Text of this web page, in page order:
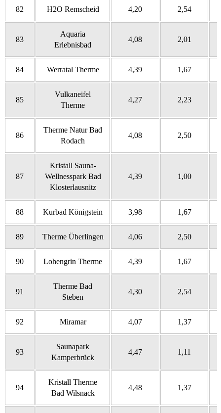
82 H2O Remscheid 4,20 2,54
83
Aquaria
Erlebnisbad
4,08 2,01
84 Werratal Therme 4,39 1,67
85
Vulkaneifel
Therme
4,27 2,23
86
Therme Natur Bad
Rodach
4,08 2,50
87
Kristall Sauna-
Wellnesspark Bad
Klosterlausnitz
4,39 1,00
88 Kurbad Königstein 3,98 1,67
89 Therme Überlingen 4,06 2,50
90 Lohengrin Therme 4,39 1,67
91
Therme Bad
Steben
4,30 2,54
92 Miramar 4,07 1,37
93
Saunapark
Kamperbrück
4,47 1,11
94
Kristall Therme
Bad Wilsnack
4,48 1,37